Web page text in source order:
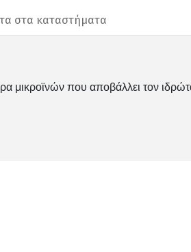
στα καταστήματα
μικροϊνών που αποβάλλει τον